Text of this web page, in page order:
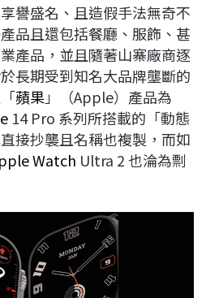
L
i
n
k
譽盛名、且造假手法無奇不
品且還包括餐廳、服飾、甚
產品，並且隨著山寨廠商逐
長期受到知名大品牌壟斷的
蘋果」（Apple）產品為
14 Pro 系列所搭載的「動態
接抄襲且名稱也複製，而如
Watch Ultra 2 也淪為剽